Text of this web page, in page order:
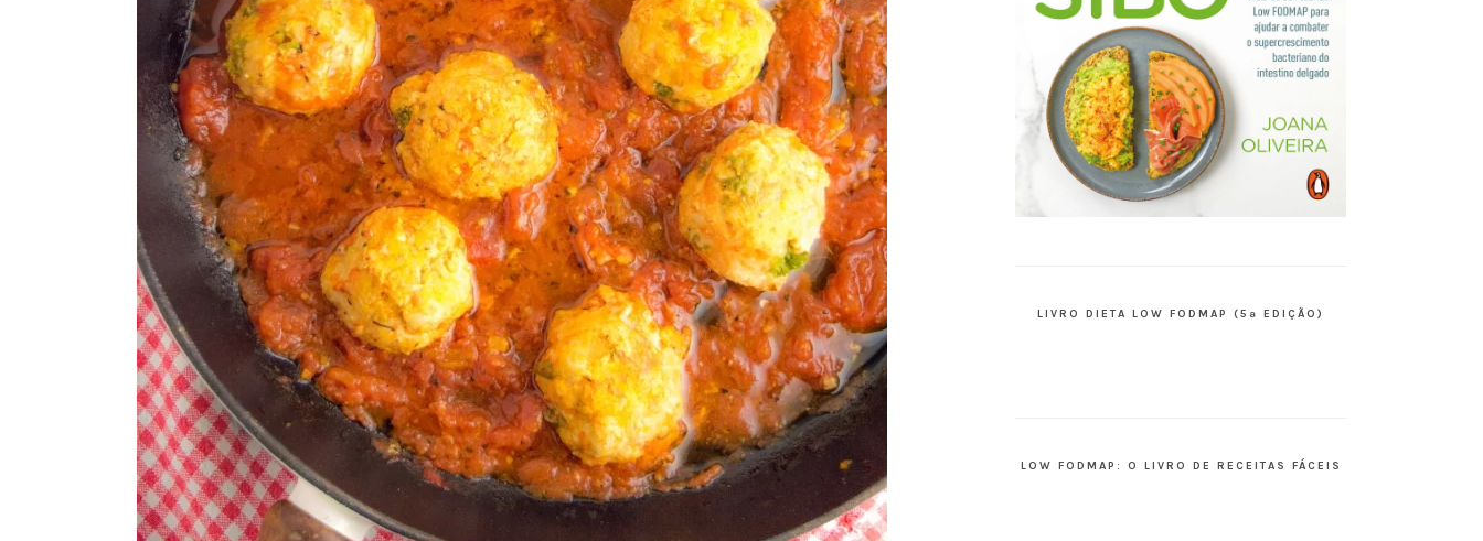
LIVRO DIETA LOW FODMAP (5ª EDIÇÃO)
LOW FODMAP: O LIVRO DE RECEITAS FÁCEIS